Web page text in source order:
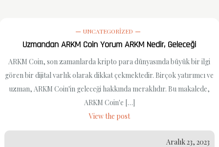
UNCATEGORIZED
Uzmandan ARKM Coin Yorum ARKM Nedir, Geleceği
ARKM Coin, son zamanlarda kripto para dünyasında büyük bir ilgi
gören bir dijital varlık olarak dikkat çekmektedir. Birçok yatırımcı ve
uzman, ARKM Coin'in geleceği hakkında meraklıdır. Bu makalede,
ARKM Coin'e […]
View the post
Aralık 23, 2023